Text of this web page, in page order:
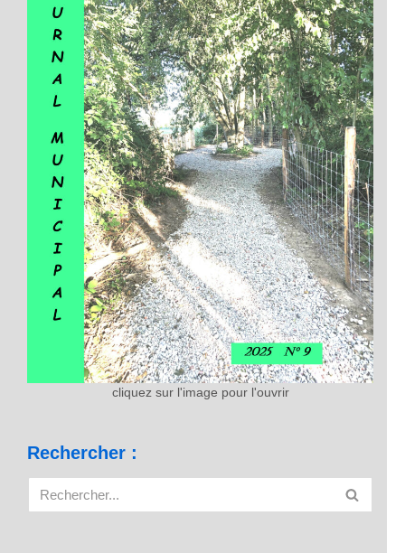
cliquez sur l'image pour l'ouvrir
Rechercher :